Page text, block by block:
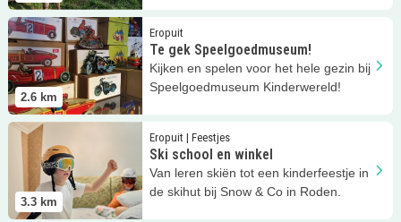
2.6 km
Eropuit
Te gek Speelgoedmuseum!
Kijken en spelen voor het hele gezin bij
Speelgoedmuseum Kinderwereld!
Lees meer Te gek Speelgoedmuseum!
3.3 km
Eropuit | Feestjes
Ski school en winkel
Van leren skiën tot een kinderfeestje in
de skihut bij Snow & Co in Roden.
Lees meer Ski school en winkel